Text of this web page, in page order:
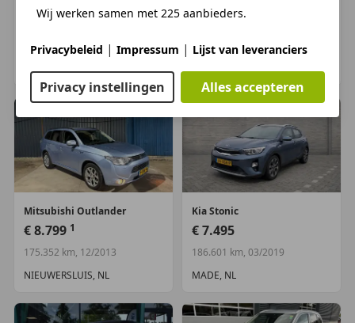
Koppel:195 Nm
Acceleratie (0-100):11,5 s
Topsnelheid:190 km/u
Maten
Afmetingen (LxBxH):470 x 181 x 170 cm
Wielbasis:267 cm
Gewichten
Laadvermogen:
GVW:1.985 kg
Max. trekgewicht:
(ongeremd 735 kg)
Milieu
€ 16.499
120.571 km, 01/2018
APELDOORN, NL
152.389 km, 05/2014
ALMERE, NL
Mitsubishi Outlander
€ 8.799 1
175.352 km, 12/2013
NIEUWERSLUIS, NL
KiaStonic
€ 7.495
186.601 km, 03/2019
MADE, NL
Wij werken samen met 225 aanbieders.
Privacybeleid | Impressum | Lijst van leveranciers
Privacy instellingen Alles accepteren